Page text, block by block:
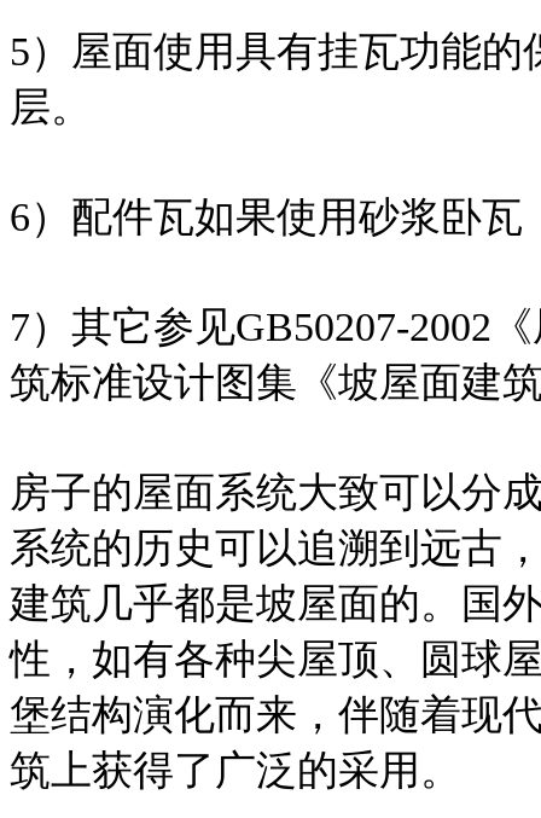
5）屋面使用具有挂瓦功能
层。
6）配件瓦如果使用砂浆卧
7）其它参见GB50207-2002
筑标准设计图集《坡屋面建
房子的屋面系统大致可以分
系统的历史可以追溯到远古
建筑几乎都是坡屋面的。国
性，如有各种尖屋顶、圆球
堡结构演化而来，伴随着现
筑上获得了广泛的采用。